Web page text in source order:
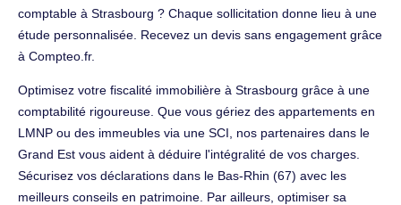
comptable à Strasbourg ? Chaque sollicitation donne lieu à une
étude personnalisée. Recevez un devis sans engagement grâce
à Compteo.fr.
Optimisez votre fiscalité immobilière à Strasbourg grâce à une
comptabilité rigoureuse. Que vous gériez des appartements en
LMNP ou des immeubles via une SCI, nos partenaires dans le
Grand Est vous aident à déduire l'intégralité de vos charges.
Sécurisez vos déclarations dans le Bas-Rhin (67) avec les
meilleurs conseils en patrimoine. Par ailleurs, optimiser sa